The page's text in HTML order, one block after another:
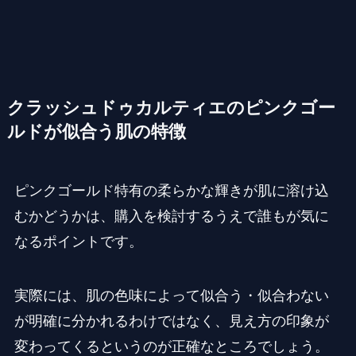
クラッシュドゥカルティエのピンクゴー
ルドが似合う肌の特徴
ピンクゴールド特有の柔らかな輝きが肌に溶け込
むかどうかは、購入を検討するうえで誰もが気に
なるポイントです。
実際には、肌の色味によって似合う・似合わない
が明確に分かれるわけではなく、見え方の印象が
変わってくるというのが正確なところでしょう。